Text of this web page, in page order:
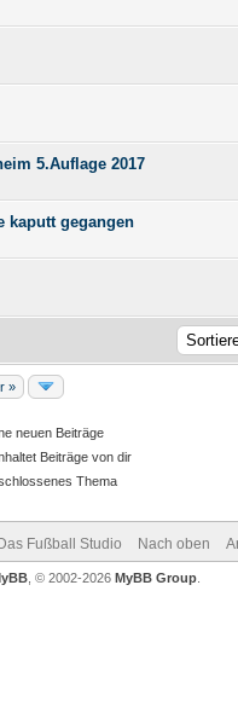
5.Auflage 2017
kaputt gegangen
»
neuen Beiträge
Beiträge von dir
Thema
Das Fußball Studio Nach oben
, © 2002-2026 MyBB Group